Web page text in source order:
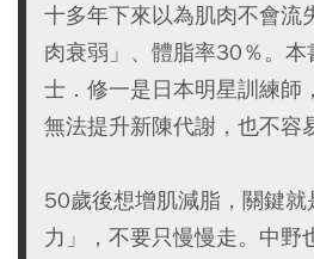
十多年下來以為肌肉不會流
肉衰弱」、體脂率30％。
士．修一是日本明星訓練師
無法提升新陳代謝，也不容
50歲後想增肌減脂，關鍵
力」，不要只慢慢走。中